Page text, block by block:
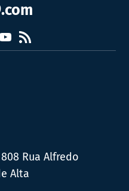
YouTube
RSS
Rua Alfredo
Alta